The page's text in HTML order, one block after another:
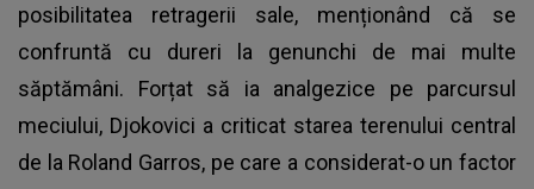
posibilitatea retragerii sale, menționând că se
confruntă cu dureri la genunchi de mai multe
săptămâni. Forțat să ia analgezice pe parcursul
meciului, Djokovici a criticat starea terenului central
de la Roland Garros, pe care a considerat-o un factor